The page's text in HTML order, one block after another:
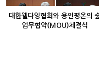
대한웰다잉협회와 용인평온의
업무협약(MOU)체결식